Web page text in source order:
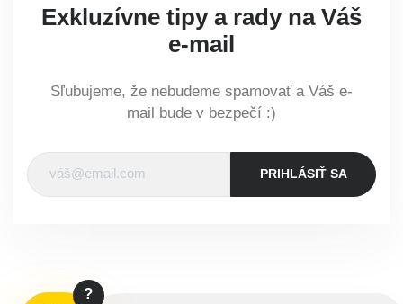
?
Exkluzívne tipy a rady na Váš
e-mail
Sľubujeme, že nebudeme spamovať a Váš e-
mail bude v bezpečí :)
PRIHLÁSIŤ SA